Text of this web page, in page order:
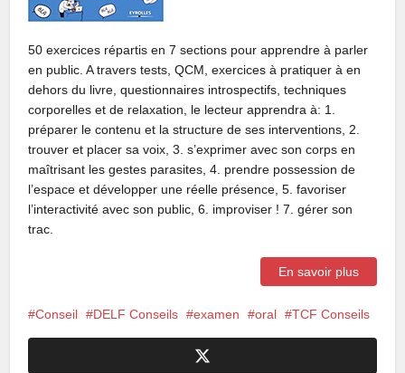
50 exercices répartis en 7 sections pour apprendre à parler
en public. A travers tests, QCM, exercices à pratiquer à en
dehors du livre, questionnaires introspectifs, techniques
corporelles et de relaxation, le lecteur apprendra à: 1.
préparer le contenu et la structure de ses interventions, 2.
trouver et placer sa voix, 3. s’exprimer avec son corps en
maîtrisant les gestes parasites, 4. prendre possession de
l’espace et développer une réelle présence, 5. favoriser
l’interactivité avec son public, 6. improviser ! 7. gérer son
trac.
En savoir plus
Conseil DELF Conseils examen oral TCF Conseils